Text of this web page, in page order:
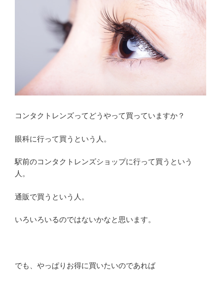
コンタクトレンズってどうやって買っていますか？
眼科に行って買うという人。
駅前のコンタクトレンズショップに行って買うという
人。
通販で買うという人。
いろいろいるのではないかなと思います。
でも、やっぱりお得に買いたいのであれば